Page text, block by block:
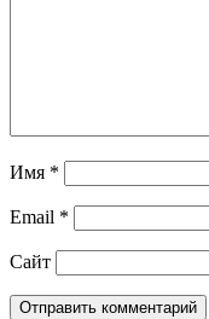
Имя *
Email *
Сайт